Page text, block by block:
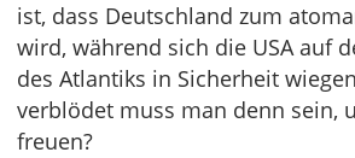
ist, dass Deutschland zum
wird, während sich die USA auf
des Atlantiks in Sicherheit
verblödet muss man denn sein,
freuen?